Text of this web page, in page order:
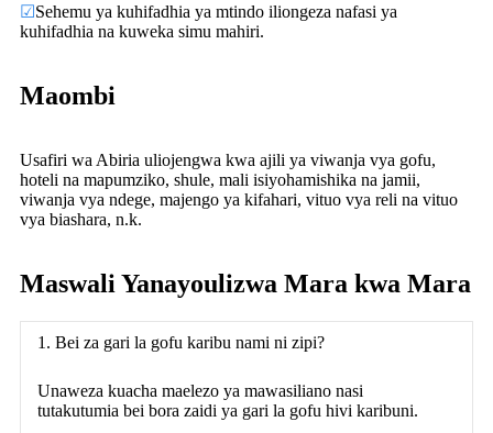
☑Sehemu ya kuhifadhia ya mtindo iliongeza nafasi ya
kuhifadhia na kuweka simu mahiri.
Maombi
Usafiri wa Abiria uliojengwa kwa ajili ya viwanja vya gofu,
hoteli na mapumziko, shule, mali isiyohamishika na jamii,
viwanja vya ndege, majengo ya kifahari, vituo vya reli na vituo
vya biashara, n.k.
Maswali Yanayoulizwa Mara kwa Mara
1. Bei za gari la gofu karibu nami ni zipi?
Unaweza kuacha maelezo ya mawasiliano nasi
tutakutumia bei bora zaidi ya gari la gofu hivi karibuni.